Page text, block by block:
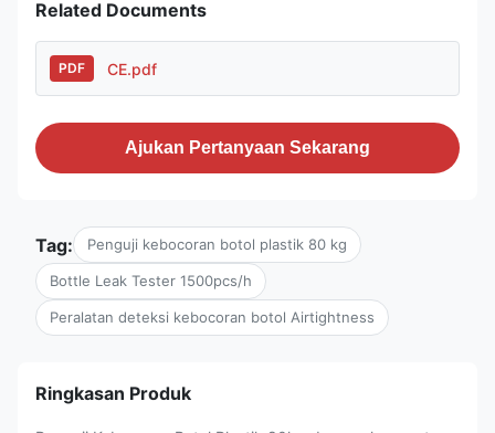
Related Documents
PDF CE.pdf
Ajukan Pertanyaan Sekarang
Tag: Penguji kebocoran botol plastik 80 kg
Bottle Leak Tester 1500pcs/h
Peralatan deteksi kebocoran botol Airtightness
Ringkasan Produk